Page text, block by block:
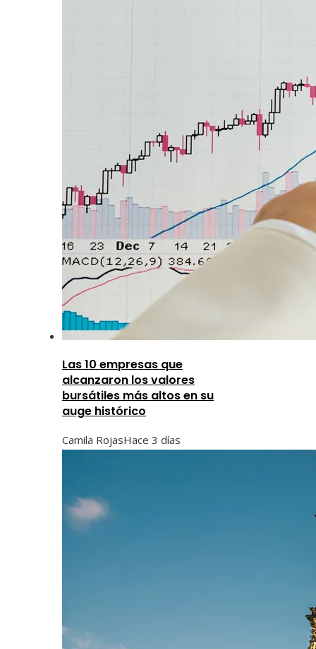
Las 10 empresas que
alcanzaron los valores
bursátiles más altos en su
auge histórico
Camila RojasHace 3 días